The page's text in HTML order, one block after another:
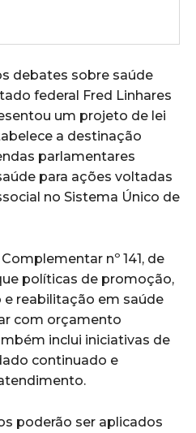
debates sobre saúde
federal Fred Linhares
um projeto de lei
a destinação
parlamentares
para ações voltadas
no Sistema Único de
nº 141, de
políticas de promoção,
reabilitação em saúde
com orçamento
inclui iniciativas de
continuado e
poderão ser aplicados